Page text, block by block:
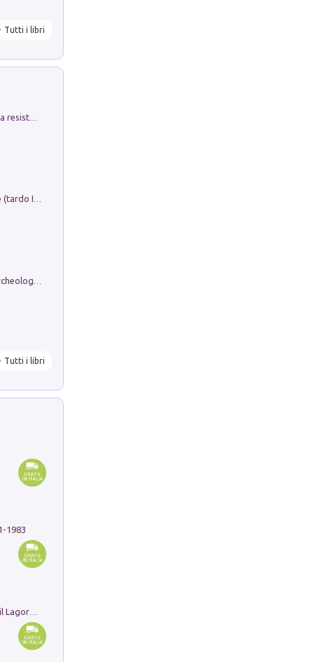
Tutti i libri
Sofiana. In Sicilia centro-meridionale (tardo III-metà IX secolo d.C.): dall'agro-town tardo-imperiale al villaggio medio-bizantino. Nuova ediz.
Tutti i libri
1983